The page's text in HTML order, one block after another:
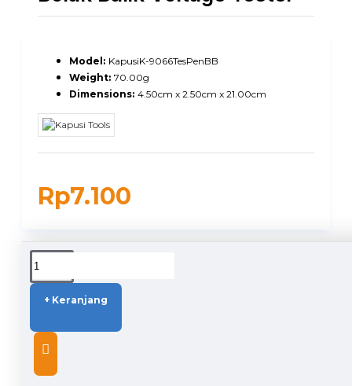
Rp7.100
Model: KapusiK-9066TesPenBB
Weight: 70.00g
Dimensions: 4.50cm x 2.50cm x 21.00cm
+ Keranjang
DUKUNGAN PENGIRIMAN
DESCRIPTION